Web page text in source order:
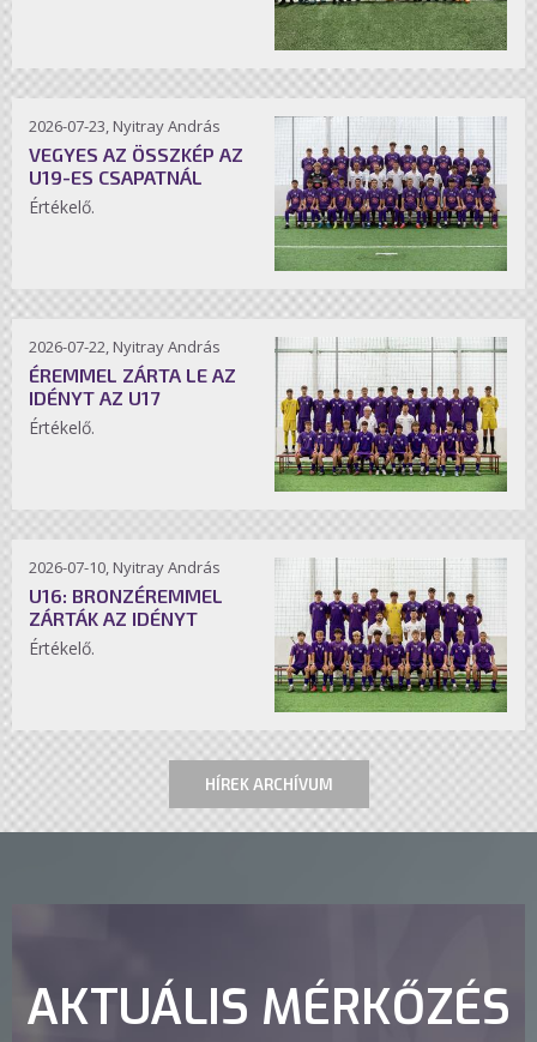
2026-07-23, Nyitray András
VEGYES AZ ÖSSZKÉP AZ
U19-ES CSAPATNÁL
Értékelő.
2026-07-22, Nyitray András
ÉREMMEL ZÁRTA LE AZ
IDÉNYT AZ U17
Értékelő.
2026-07-10, Nyitray András
U16: BRONZÉREMMEL
ZÁRTÁK AZ IDÉNYT
Értékelő.
HÍREK ARCHÍVUM
AKTUÁLIS MÉRKŐZÉS